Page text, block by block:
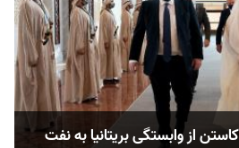
از وابستگی بریتانیا به نفت